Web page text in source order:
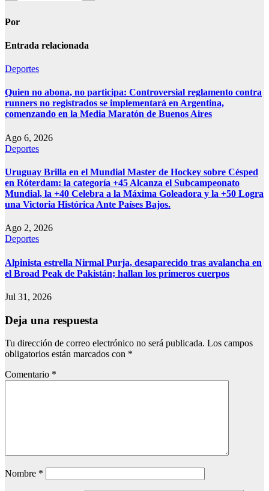
Por
Entrada relacionada
Deportes
Quien no abona, no participa: Controversial reglamento contra
runners no registrados se implementará en Argentina,
comenzando en la Media Maratón de Buenos Aires
Ago 6, 2026
Deportes
Uruguay Brilla en el Mundial Master de Hockey sobre Césped
en Róterdam: la categoría +45 Alcanza el Subcampeonato
Mundial, la +40 Celebra a la Máxima Goleadora y la +50 Logra
una Victoria Histórica Ante Países Bajos.
Ago 2, 2026
Deportes
Alpinista estrella Nirmal Purja, desaparecido tras avalancha en
el Broad Peak de Pakistán; hallan los primeros cuerpos
Jul 31, 2026
Deja una respuesta
Tu dirección de correo electrónico no será publicada. Los campos
obligatorios están marcados con *
Comentario *
Nombre *